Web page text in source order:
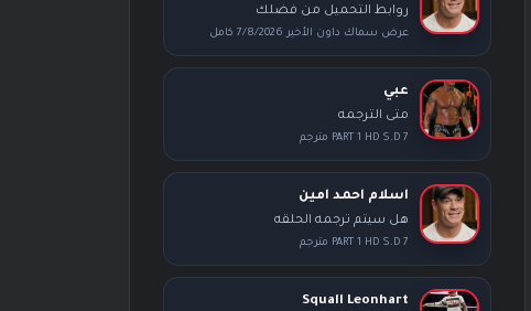
روابط التحميل من فضلك
عرض سماك داون الأخير 7/8/2026 كامل
عبي
متى الترجمه
PART 1 HD S.D 7 مترجم
اسلام احمد امين
هل سيتم ترجمه الحلقه
PART 1 HD S.D 7 مترجم
Squall Leonhart